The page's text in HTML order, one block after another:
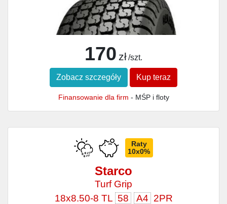
170 zł /szt.
Zobacz szczegóły Kup teraz
Finansowanie dla firm - MŚP i floty
Raty
10x0%
Starco
Turf Grip
18x8.50-8 TL 58 A4 2PR